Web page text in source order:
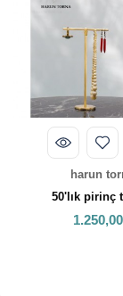
harun torna
50'lık pirinç takılık
1.250,00